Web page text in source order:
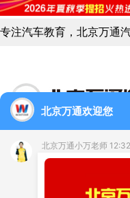
专注汽车教育，北京万通
北京万通欢迎您
北京万通小万老师 12:32